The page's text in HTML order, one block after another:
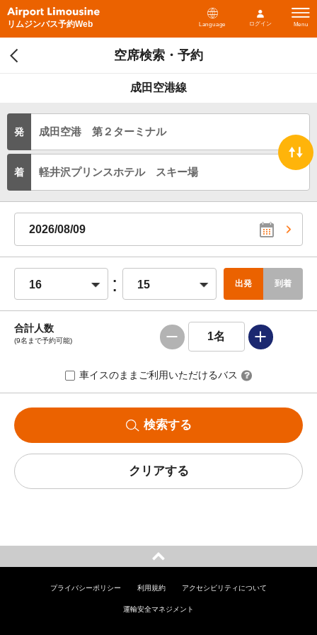
リムジンバス予約Web Language ログイン Menu
空席検索・予約
成田空港線
発 成田空港 第２ターミナル
着 軽井沢プリンスホテル スキー場
2026/08/09
16 : 15 出発 到着
合計人数
(9名まで予約可能) 1名
車イスのままご利用いただけるバス
検索する
クリアする
プライバシーポリシー 利用規約 アクセシビリティについて
運輸安全マネジメント